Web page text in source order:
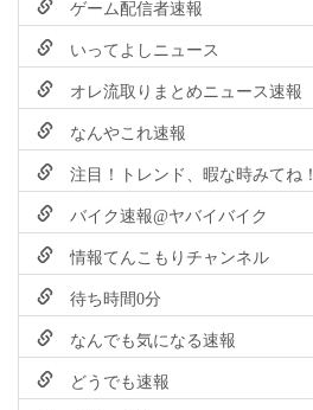
ゲーム配信者速報
いってよしニュース
オレ流取りまとめニュース速報
なんやこれ速報
注目！トレンド、暇な時みてね！
バイク速報@ヤバイバイク
情報てんこもりチャンネル
待ち時間0分
なんでも気になる速報
どうでも速報